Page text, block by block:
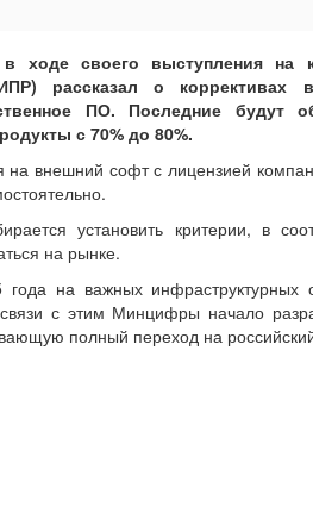
своего выступления на
рассказал о коррективах
ПО. Последние будут
с 70% до 80%.
внешний софт с лицензией
установить критерии, в
на рынке.
на важных инфраструктурных
с этим Минцифры начало
полный переход на